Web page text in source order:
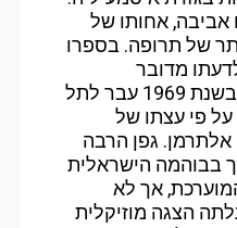
אחותו של
של תרופה. בספרו
מדובר
בהתאבדות. עם שחרורו בשנת 1969 עבר לתל
פי עצתו של
אלתרמן. גפן הרבה
בבוהמה הישראלית
אך לא
בה. ב-1970 הועלתה הצגה מוזיקלית